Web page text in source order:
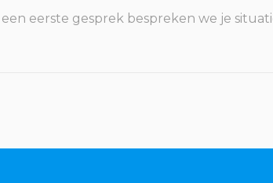
eerste gesprek bespreken we je